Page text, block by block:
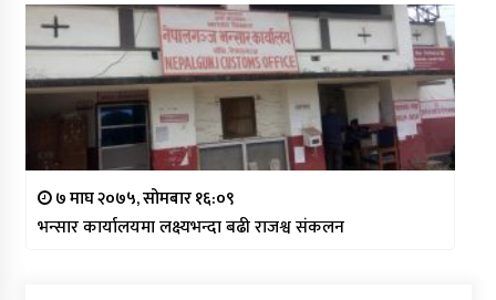
७ माघ २०७५, सोमबार १६:०९
भन्सार कार्यालयमा लक्ष्यभन्दा बढी राजश्व संकलन